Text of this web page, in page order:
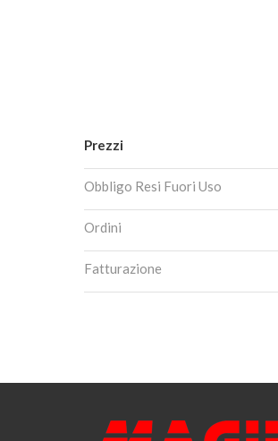
Prezzi
Obbligo Resi Fuori Uso
Ordini
Fatturazione